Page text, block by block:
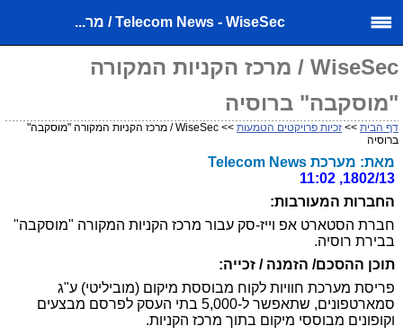
Telecom News - WiseSec / מר...
WiseSec / מרכז הקניות המקורה
"מוסקבה" ברוסיה
דף הבית >> זכיות פרויקטים הטמעות
>> WiseSec / מרכז הקניות המקורה "מוסקבה"
ברוסיה
מאת: מערכת Telecom News
1802/13, 11:02
החברות המעורבות:
חברת הסטארט אפ וייז-סק עבור מרכז הקניות המקורה "מוסקבה"
בבירת רוסיה.
תוכן ההסכם/ הזמנה / זכייה:
פריסת מערכת חוויות לקוח מבוססת מיקום (מוביליטי) ע"ג
סמארטפונים, שתאפשר ל-5,000 בתי העסק לפרסם מבצעים
וקופונים מבוססי מיקום בתוך מרכז הקניות.